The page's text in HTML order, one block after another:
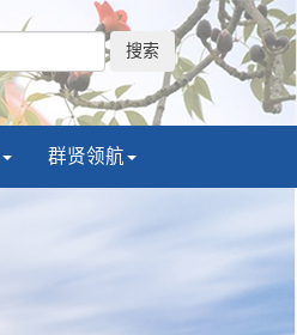
搜索
群贤领航